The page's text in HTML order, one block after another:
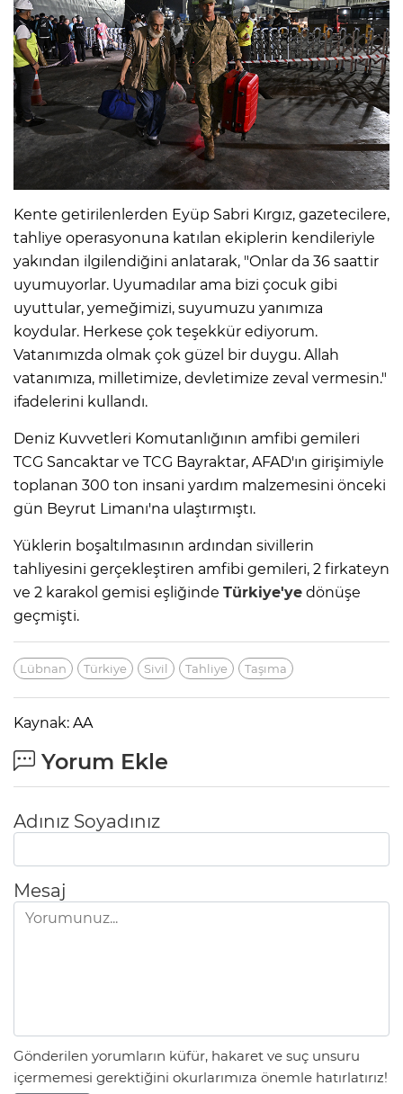
Kente getirilenlerden Eyüp Sabri Kırgız, gazetecilere,
tahliye operasyonuna katılan ekiplerin kendileriyle
yakından ilgilendiğini anlatarak, "Onlar da 36 saattir
uyumuyorlar. Uyumadılar ama bizi çocuk gibi
uyuttular, yemeğimizi, suyumuzu yanımıza
koydular. Herkese çok teşekkür ediyorum.
Vatanımızda olmak çok güzel bir duygu. Allah
vatanımıza, milletimize, devletimize zeval vermesin."
ifadelerini kullandı.
Deniz Kuvvetleri Komutanlığının amfibi gemileri
TCG Sancaktar ve TCG Bayraktar, AFAD'ın girişimiyle
toplanan 300 ton insani yardım malzemesini önceki
gün Beyrut Limanı'na ulaştırmıştı.
Yüklerin boşaltılmasının ardından sivillerin
tahliyesini gerçekleştiren amfibi gemileri, 2 firkateyn
ve 2 karakol gemisi eşliğinde Türkiye'ye dönüşe
geçmişti.
Lübnan Türkiye Sivil Tahliye Taşıma
Kaynak: AA
Yorum Ekle
Adınız Soyadınız
Mesaj
Gönderilen yorumların küfür, hakaret ve suç unsuru
içermemesi gerektiğini okurlarımıza önemle hatırlatırız!